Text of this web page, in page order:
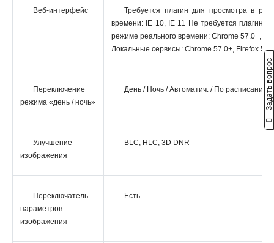
Веб-интерфейс
Требуется плагин для просмотра в
времени: IE 10, IE 11 Не требуется плагин
режиме реального времени: Chrome 57.0+,
Локальные сервисы: Chrome 57.0+, Firefox
Переключение
режима «день / ночь»
День / Ночь / Автоматич. / По расписанию
Улучшение
изображения
BLC, HLC, 3D DNR
Переключатель
параметров
изображения
Есть
Задать вопрос